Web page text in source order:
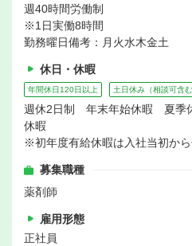
週40時間労働制
※1日実働8時間
勤務曜日備考：月火水木金土
休日・休暇
年間休日120日以上 土日休み（相談可含む
週休2日制 年末年始休暇 夏
休暇
※初年度有給休暇は入社当初から
募集職種
薬剤師
雇用形態
正社員